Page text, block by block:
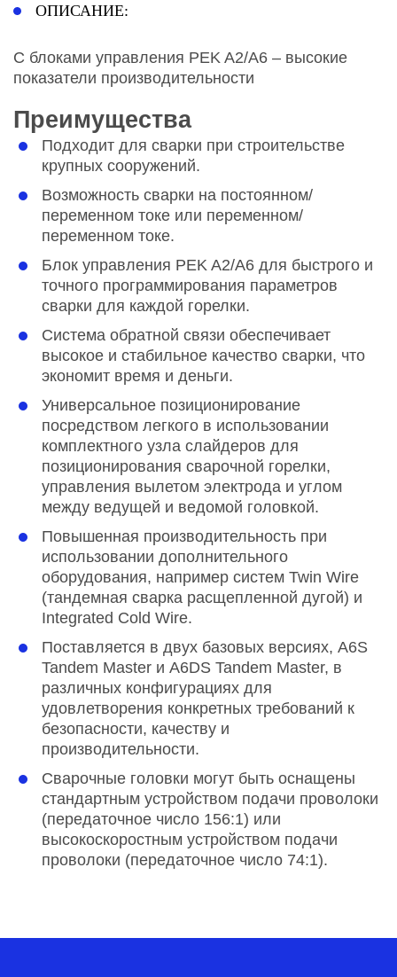
ОПИСАНИЕ:
C блоками управления PEK A2/A6 – высокие
показатели производительности
Преимущества
Подходит для сварки при строительстве
крупных сооружений.
Возможность сварки на постоянном/
переменном токе или переменном/
переменном токе.
Блок управления PEK A2/A6 для быстрого и
точного программирования параметров
сварки для каждой горелки.
Система обратной связи обеспечивает
высокое и стабильное качество сварки, что
экономит время и деньги.
Универсальное позиционирование
посредством легкого в использовании
комплектного узла слайдеров для
позиционирования сварочной горелки,
управления вылетом электрода и углом
между ведущей и ведомой головкой.
Повышенная производительность при
использовании дополнительного
оборудования, например систем Twin Wire
(тандемная сварка расщепленной дугой) и
Integrated Cold Wire.
Поставляется в двух базовых версиях, A6S
Tandem Master и A6DS Tandem Master, в
различных конфигурациях для
удовлетворения конкретных требований к
безопасности, качеству и
производительности.
Сварочные головки могут быть оснащены
стандартным устройством подачи проволоки
(передаточное число 156:1) или
высокоскоростным устройством подачи
проволоки (передаточное число 74:1).